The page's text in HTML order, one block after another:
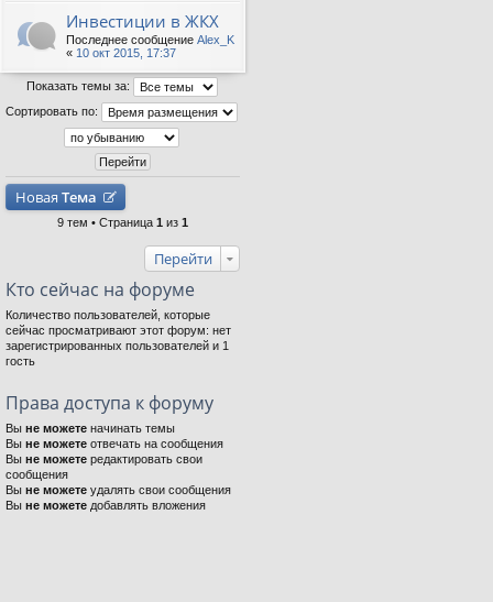
Инвестиции в ЖКХ
Последнее сообщение Alex_K
« 10 окт 2015, 17:37
Показать темы за:
Сортировать по:
Новая Тема
9 тем • Страница 1 из 1
Перейти
Кто сейчас на форуме
Количество пользователей, которые
сейчас просматривают этот форум: нет
зарегистрированных пользователей и 1
гость
Права доступа к форуму
Вы не можете начинать темы
Вы не можете отвечать на сообщения
Вы не можете редактировать свои
сообщения
Вы не можете удалять свои сообщения
Вы не можете добавлять вложения